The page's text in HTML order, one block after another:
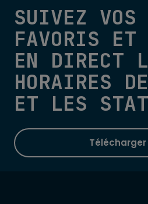
SUIVEZ VOS
FAVORIS ET
EN DIRECT
HORAIRES
ET LES